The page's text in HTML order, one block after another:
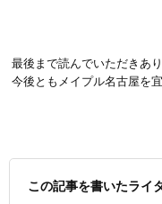
最後まで読んでいただきあ
今後ともメイプル名古屋を
この記事を書いたライ